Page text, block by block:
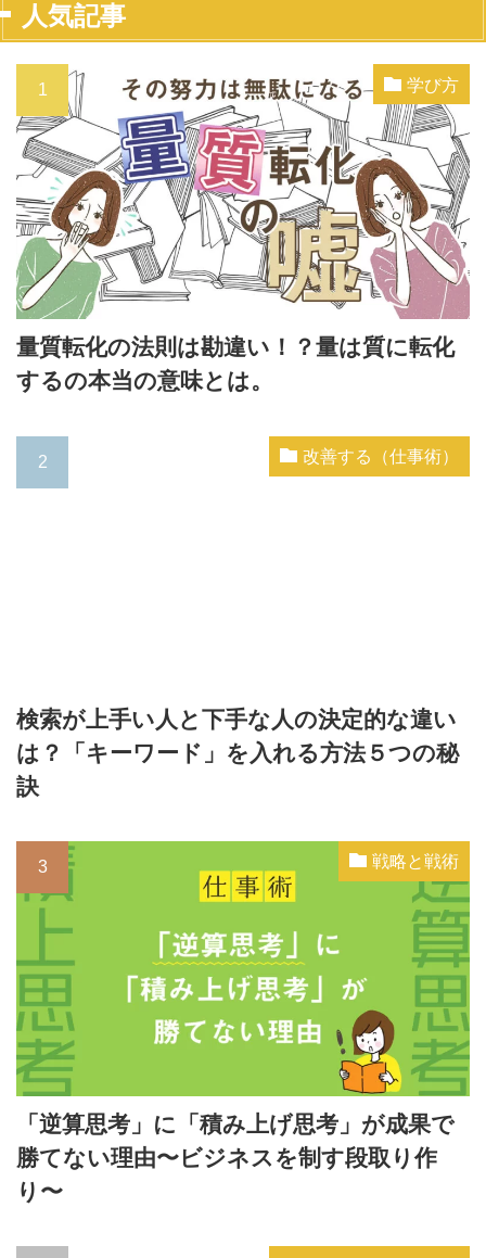
人気記事
学び方
量質転化の法則は勘違い！？量は質に転化
するの本当の意味とは。
改善する（仕事術）
検索が上手い人と下手な人の決定的な違い
は？「キーワード」を入れる方法５つの秘
訣
戦略と戦術
「逆算思考」に「積み上げ思考」が成果で
勝てない理由〜ビジネスを制す段取り作
り〜